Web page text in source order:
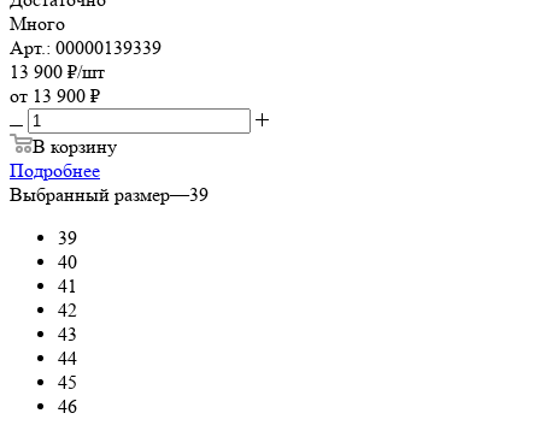
Много
Арт.: 00000139339
13 900 ₽/шт
от 13 900 ₽
В корзину
Подробнее
Выбранный размер—39
39
40
41
42
43
44
45
46